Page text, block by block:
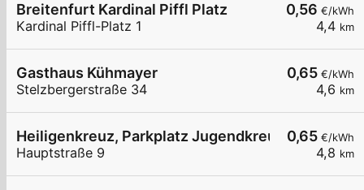
0,56 €/kWh
4,4 km
Breitenfurt Kardinal Piffl Platz
Kardinal Piffl-Platz 1
0,65 €/kWh
4,6 km
Gasthaus Kühmayer
Stelzbergerstraße 34
0,65 €/kWh
4,8 km
Heiligenkreuz, Parkplatz Jugendkreuz
Hauptstraße 9